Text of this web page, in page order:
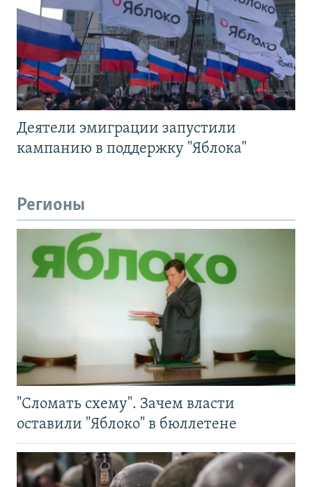
Деятели эмиграции запустили
кампанию в поддержку "Яблока"
Регионы
"Сломать схему". Зачем власти
оставили "Яблоко" в бюллетене